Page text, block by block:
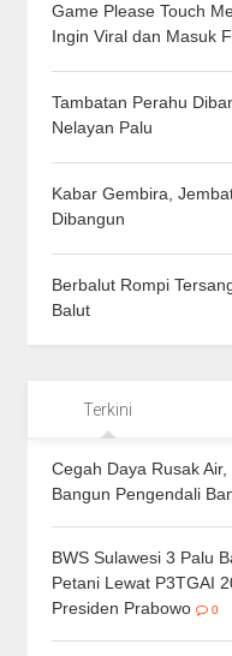
Game Please Touch
Ingin Viral dan Masuk
Tambatan Perahu
Nelayan Palu
Kabar Gembira,
Dibangun
Berbalut Rompi
Balut
Terkini
Cegah Daya Rusak
Bangun Pengendali
BWS Sulawesi 3 Palu
Petani Lewat P3TGAI
Presiden Prabowo
0